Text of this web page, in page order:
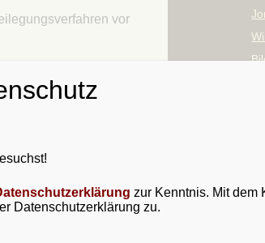
auf dem Winterthing
Kapitel 18 – Merseberg
Kapitel 20 – Das Land der
Drachen gehörte den Orks
Kapitel 21 – Opferschafe
vor
für eigene Inhalte auf
Nach §§ 8
verpflichtet,
zu überwachen oder
Tätigkeit
zur Kenntnis. Mit dem
Datenschutzerklärung zu.